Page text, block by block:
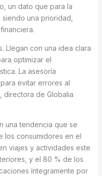
un dato que para la
una prioridad,
Llegan con una idea clara
optimizar el
La asesoría
evitar errores al
directora de Globalia
una tendencia que se
los consumidores en el
viajes y actividades este
y el 80 % de los
íntegramente por